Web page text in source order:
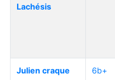
Lachésis
Julien craque 6b+